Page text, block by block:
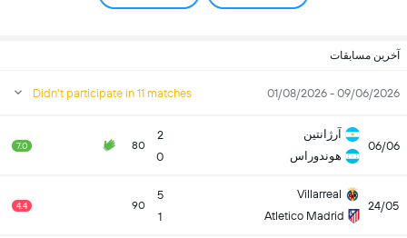
آخرین مسابقات
09/06/2026 - 01/08/2026
Didn't participate in 11 matches
06/06
آرژانتین
هوندوراس
2
0
80
7.0
24/05
Villarreal
Atletico Madrid
5
1
90
4.4